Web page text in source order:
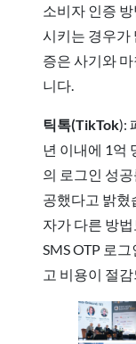
소비자 인증
시키는 경우가
증은 사기와
니다.
틱톡(TikTok):
년 이내에 1억
의 로그인 성
공했다고 밝혔
자가 다른 방
SMS OTP 로
고 비용이 절